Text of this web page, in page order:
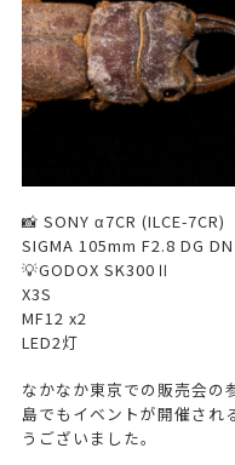
📸 SONY α7CR (ILCE-7CR)
SIGMA 105mm F2.8 DG
💡GODOX SK300Ⅱ
X3S
MF12 x2
LED2灯
なかなか東京での販売会の
島でもイベントが開催され
うございました。